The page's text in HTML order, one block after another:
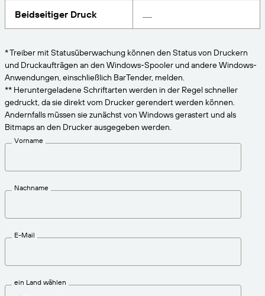
PRODUKT
Preise
Kostenlos testen
Technische Daten
Produktregistrierung
Unterstützte Standards
Amazon Transparency
Lösungsübersicht
VERBINDEN
Karriere
Nachrichten
Reifegradmodell für Etikettierung und
Erhalten Sie die Unterstützung, die Ihren
Beidseitiger Druck
* Treiber mit Statusüberwachung können den Status von Druckern
und Druckaufträgen an den Windows-Spooler und andere Windows-
Anwendungen, einschließlich BarTender, melden.
** Heruntergeladene Schriftarten werden in der Regel schneller
gedruckt, da sie direkt vom Drucker gerendert werden können.
Andernfalls müssen sie zunächst von Windows gerastert und als
Bitmaps an den Drucker ausgegeben werden.
Vorname
Nachname
E-Mail
ein Land wählen